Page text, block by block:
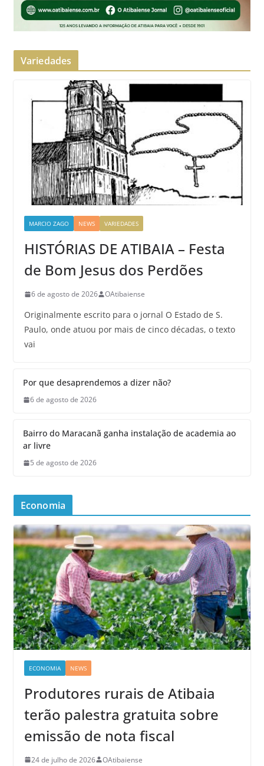
Variedades
MARCIO ZAGO NEWS VARIEDADES
HISTÓRIAS DE ATIBAIA – Festa
de Bom Jesus dos Perdões
6 de agosto de 2026 OAtibaiense
Originalmente escrito para o jornal O Estado de S.
Paulo, onde atuou por mais de cinco décadas, o texto
vai
Por que desaprendemos a dizer não?
6 de agosto de 2026
Bairro do Maracanã ganha instalação de academia ao
ar livre
5 de agosto de 2026
Economia
ECONOMIA NEWS
Produtores rurais de Atibaia
terão palestra gratuita sobre
emissão de nota fiscal
24 de julho de 2026 OAtibaiense